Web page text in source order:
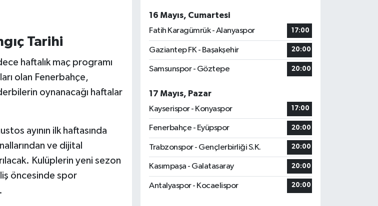
Tarihi
haftalık maç programı
olan Fenerbahçe,
oynanacağı haftalar
ayının ilk haftasında
ve dijital
Kulüplerin yeni sezon
öncesinde spor
16 Mayıs, Cumartesi
Fatih Karagümrük - Alanyaspor
17:00
Gaziantep FK - Başakşehir 20:00
Samsunspor - Göztepe 20:00
17 Mayıs, Pazar
Kayserispor - Konyaspor
17:00
Fenerbahçe - Eyüpspor 20:00
Trabzonspor - Gençlerbirliği S.K. 20:00
Kasımpaşa - Galatasaray 20:00
Antalyaspor - Kocaelispor 20:00